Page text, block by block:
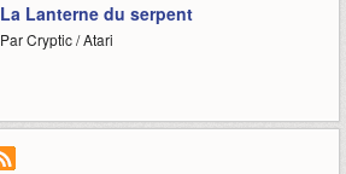
La Lanterne du serpent
Par Cryptic / Atari